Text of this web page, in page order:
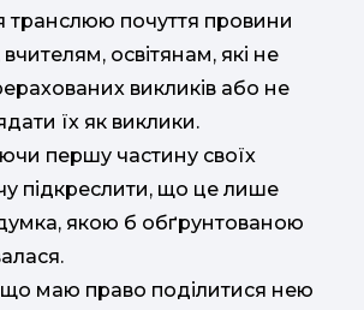
транслюю почуття провини
освітянам, які не
викликів або не
їх як виклики.
першу частину своїх
підкреслити, що це лише
якою б обґрунтованою
маю право поділитися нею